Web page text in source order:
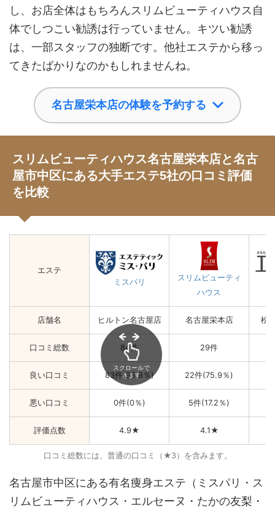
し、お店全体はもちろんスリムビューティハウス自
体でしつこい勧誘は行っていません。キツい勧誘
は、一部スタッフの独断です。他社エステから移っ
てきたばかりなのかもしれませんね。
名古屋栄本店の体験を予約する
スリムビューティハウス名古屋栄本店と名古
屋市中区にある大手エステ5社の口コミ評価
を比較
エステ
ミスパリ
スリムビューティ
ハウス
店舗名 ヒルトン名古屋店 名古屋栄本店 松
口コミ総数 84件 29件
良い口コミ 83件(98.8％) 22件(75.9％)
悪い口コミ 0件(0％) 5件(17.2％)
評価点数 4.9★ 4.1★
スクロールで
きます
口コミ総数には、普通の口コミ（★3）を含みます。
名古屋市中区にある有名痩身エステ（ミスパリ・ス
リムビューティハウス・エルセーヌ・たかの友梨・